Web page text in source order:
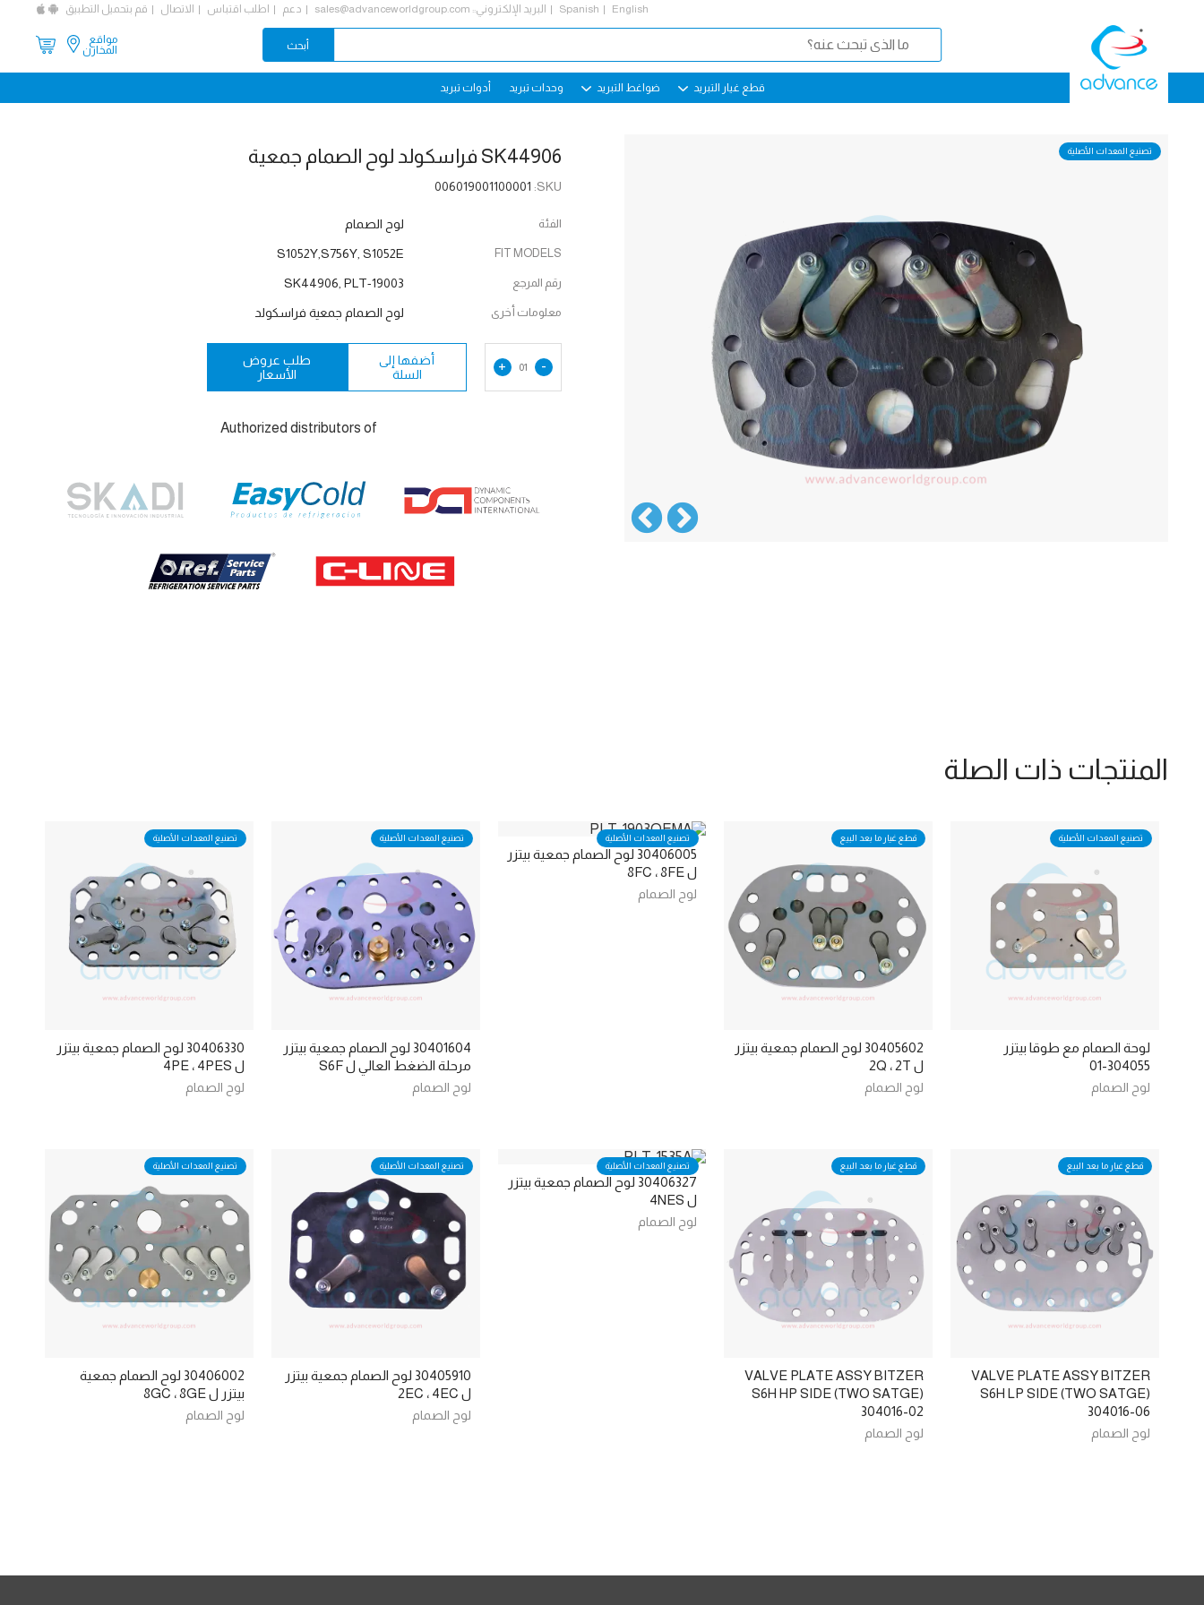
English
Spanish البريد الإلكتروني:: sales@advanceworldgroup.com دعم اطلب اقتباس الاتصال قم بتحميل التطبيق
مواقع
المخازن
قطع غيار التبريد ضواغط التبريد وحدات تبريد أدوات تبريد
تصنيع المعدات الأصلية SK44906 فراسكولد لوح الصمام جمعية
SKU:
الفئة لوح الصمام
FIT MODELS
S1052Y,S756Y, S1052E
رقم المرجع SK44906, PLT-19003
معلومات أخرى لوح الصمام جمعية فراسكولد
-
01
+
أضفها إلى
السلة
طلب عروض
الأسعار
Authorized distributors of
المنتجات ذات الصلة
تصنيع المعدات الأصلية
لوحة الصمام مع طوقا بيتزر
304055-01
لوح الصمام
قطع غيار ما بعد البيع
30405602 لوح الصمام جمعية بيتزر
ل 2Q ، 2T
لوح الصمام
تصنيع المعدات الأصلية
30406005 لوح الصمام جمعية بيتزر
ل 8FC ، 8FE
لوح الصمام
تصنيع المعدات الأصلية
30401604 لوح الصمام جمعية بيتزر
مرحلة الضغط العالي ل S6F
لوح الصمام
تصنيع المعدات الأصلية
30406330 لوح الصمام جمعية بيتزر
ل 4PE ، 4PES
لوح الصمام
قطع غيار ما بعد البيع
VALVE PLATE ASSY BITZER
S6H LP SIDE (TWO SATGE)
304016-06
لوح الصمام
قطع غيار ما بعد البيع
VALVE PLATE ASSY BITZER
S6H HP SIDE (TWO SATGE)
304016-02
لوح الصمام
تصنيع المعدات الأصلية
30406327 لوح الصمام جمعية بيتزر
ل 4NES
لوح الصمام
تصنيع المعدات الأصلية
30405910 لوح الصمام جمعية بيتزر
ل 2EC ، 4EC
لوح الصمام
تصنيع المعدات الأصلية
30406002 لوح الصمام جمعية
بيتزر ل 8GC ، 8GE
لوح الصمام